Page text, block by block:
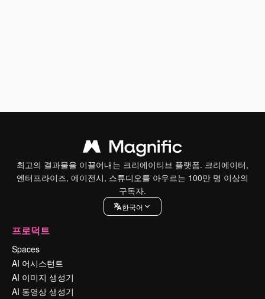
최고의 결과물을 이끌어내는 크리에이티브 플랫폼. 크리에이터,
엔터프라이즈, 에이전시, 스튜디오를 아우르는 100만 명 이상의
구독자.
한국어
프로덕트
Spaces
AI 어시스턴트
AI 이미지 생성기
AI 동영상 생성기